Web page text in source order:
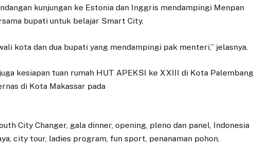
kunjungan ke Estonia dan Inggris mendampingi Menpan
bupati untuk belajar Smart City.
kota dan dua bupati yang mendampingi pak menteri,” jelasnya.
kesiapan tuan rumah HUT APEKSI ke XXIII di Kota Palembang
di Kota Makassar pada
City Changer, gala dinner, opening, pleno dan panel, Indonesia
city tour, ladies program, fun sport, penanaman pohon,